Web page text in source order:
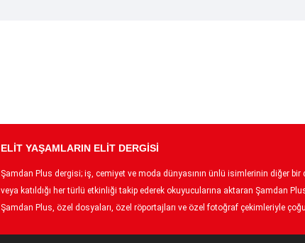
ELİT YAŞAMLARIN ELİT DERGİSİ
Şamdan Plus dergisi; iş, cemiyet ve moda dünyasının ünlü isimlerinin diğer
veya katıldığı her türlü etkinliği takip ederek okuyucularına aktaran Şamdan
Şamdan Plus, özel dosyaları, özel röportajları ve özel fotoğraf çekimleriyle